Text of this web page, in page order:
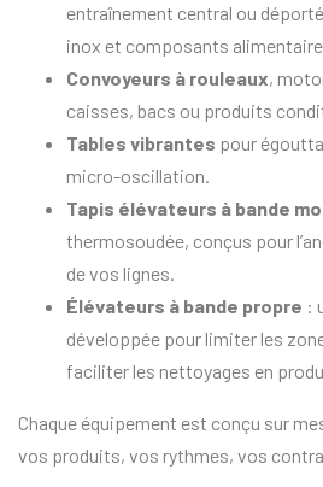
entraînement central ou
inox et composants
Convoyeurs à rouleaux,
caisses, bacs ou produits
Tables vibrantes pour
micro-oscillation.
Tapis élévateurs à bande
thermosoudée, conçus pour
de vos lignes.
Élévateurs à bande propre :
développée pour limiter les
faciliter les nettoyages en
Chaque équipement est conçu sur
vos produits, vos rythmes, vos